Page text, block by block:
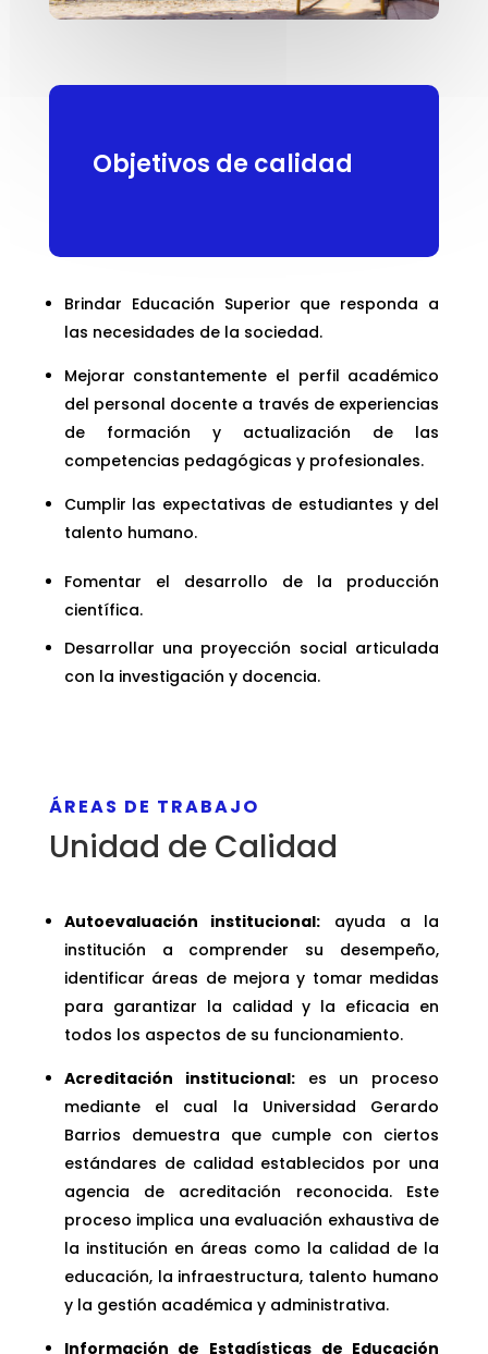
Objetivos de calidad
Brindar Educación Superior que responda a
las necesidades de la sociedad.
Mejorar constantemente el perfil académico
del personal docente a través de experiencias
de formación y actualización de las
competencias pedagógicas y profesionales.
Cumplir las expectativas de estudiantes y del
talento humano.
Fomentar el desarrollo de la producción
científica.
Desarrollar una proyección social articulada
con la investigación y docencia.
ÁREAS DE TRABAJO
Unidad de Calidad
Autoevaluación institucional: ayuda a la
institución a comprender su desempeño,
identificar áreas de mejora y tomar medidas
para garantizar la calidad y la eficacia en
todos los aspectos de su funcionamiento.
Acreditación institucional:es un proceso
mediante el cual la Universidad Gerardo
Barrios demuestra que cumple con ciertos
estándares de calidad establecidos por una
agencia de acreditación reconocida. Este
proceso implica una evaluación exhaustiva de
la institución en áreas como la calidad de la
educación, la infraestructura, talento humano
y la gestión académica y administrativa.
Información de Estadísticas de Educación